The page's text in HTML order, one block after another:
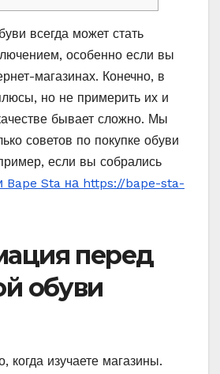
всегда может стать
особенно если вы
магазинах. Конечно, в
но не примерить их и
бывает сложно. Мы
советов по покупке обуви
если вы собрались
Bape Sta на https://bape-sta-
перед
обуви
когда изучаете магазины.